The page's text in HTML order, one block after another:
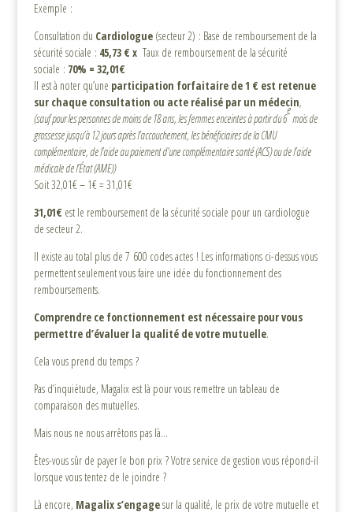
Exemple :
Consultation du Cardiologue (secteur 2) : Base de remboursement de la
sécurité sociale : 45,73 € xTaux de remboursement de la sécurité
sociale : 70% = 32,01€
Il est à noter qu’une participation forfaitaire de 1 € est retenue
sur chaque consultation ou acte réalisé par un médecin,
(sauf pour les personnes de moins de 18 ans, les femmes enceintes à partir du 6
e
mois de
grossesse jusqu’à 12 jours après l’accouchement, les bénéficiaires de la CMU
complémentaire, de l’aide au paiement d’une complémentaire santé (ACS) ou de l’aide
médicale de l’État (AME))
Soit 32,01€ – 1€ = 31,01€
31,01€ est le remboursement de la sécurité sociale pour un cardiologue
de secteur 2.
Il existe au total plus de 7 600 codes actes ! Les informations ci-dessus vous
permettent seulement vous faire une idée du fonctionnement des
remboursements.
Comprendre ce fonctionnement est nécessaire pour vous
permettre d’évaluer la qualité de votre mutuelle.
Cela vous prend du temps ?
Pas d’inquiétude, Magalix est là pour vous remettre un tableau de
comparaison des mutuelles.
Mais nous ne nous arrêtons pas là…
Êtes-vous sûr de payer le bon prix ? Votre service de gestion vous répond-il
lorsque vous tentez de le joindre ?
Là encore, Magalix s’engagesur la qualité, le prix de votre mutuelle et